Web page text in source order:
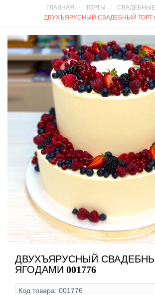
ГЛАВНАЯ ТОРТЫ
ДВУХЪЯРУСНЫЙ СВАДЕБНЫЙ ТОРТ
ДВУХЪЯРУСНЫЙ
ЯГОДАМИ 001776
Код товара: 001776